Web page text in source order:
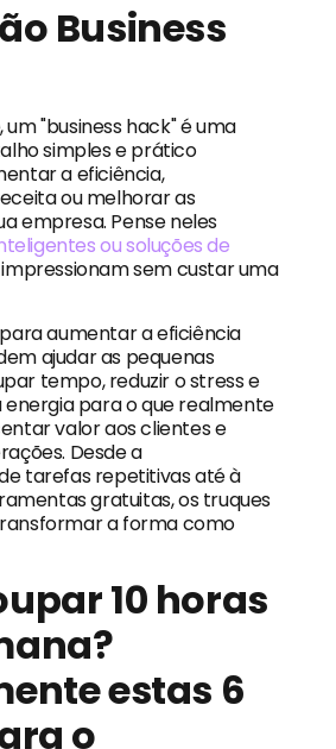
Business
"business hack" é uma
simples e prático
a eficiência,
ou melhorar as
empresa. Pense neles
ou soluções de
sem custar uma
aumentar a eficiência
ajudar as pequenas
tempo, reduzir o stress e
para o que realmente
valor aos clientes e
Desde a
tarefas repetitivas até à
gratuitas, os truques
a forma como
10 horas
estas 6
o